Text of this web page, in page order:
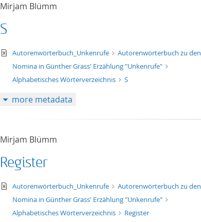
Mirjam Blümm
S
text/xml
Autorenwörterbuch_Unkenrufe
Autorenwörterbuch zu den
Nomina in Günther Grass' Erzählung "Unkenrufe"
Alphabetisches Wörterverzeichnis
S
more metadata
Mirjam Blümm
Register
text/xml
Autorenwörterbuch_Unkenrufe
Autorenwörterbuch zu den
Nomina in Günther Grass' Erzählung "Unkenrufe"
Alphabetisches Wörterverzeichnis
Register